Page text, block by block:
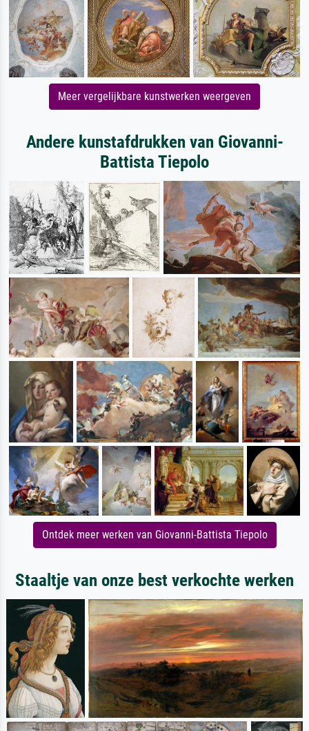
Meer vergelijkbare kunstwerken weergeven
Andere kunstafdrukken van Giovanni-
Battista Tiepolo
Ontdek meer werken van Giovanni-Battista Tiepolo
Staaltje van onze best verkochte werken